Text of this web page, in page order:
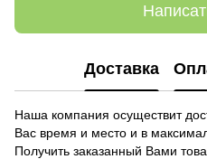
Доставка
Наша компания осуществит
Вас время и место и в
Получить заказанный Вами